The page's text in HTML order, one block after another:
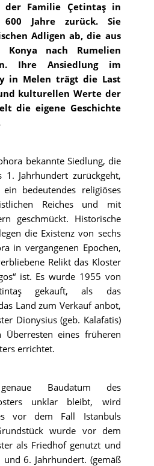
der Familie Çetintaş in
Jahre zurück. Sie
Adligen ab, die aus
nach Rumelien
Ihre Ansiedlung im
in Melen trägt die Last
kulturellen Werte der
die eigene Geschichte
bekannte Siedlung, die
Jahrhundert zurückgeht,
bedeutendes religiöses
Reiches und mit
geschmückt. Historische
die Existenz von sechs
in vergangenen Epochen,
Relikt das Kloster
ist. Es wurde 1955 von
gekauft, als das
Land zum Verkauf anbot,
Dionysius (geb. Kalafatis)
eines früheren
errichtet.
Baudatum des
unklar bleibt, wird
vor dem Fall Istanbuls
wurde vor dem
als Friedhof genutzt und
6. Jahrhundert. (gemäß